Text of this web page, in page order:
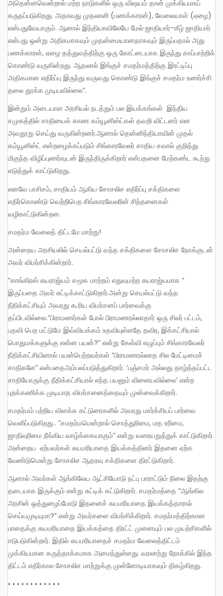
அதென்னவென்றால் மற்ற நாடுகளில் ஒரு விஷயம் தான் முக்கியமாய்
கருதப்படுகிறது. அதாவது முதலாளி (பணக்காரன்), வேலையாள் (ஏழை)
என்பதுவேயாகும். ஆனால் இந்தியாவிலேயே மேல் ஜாதியார்-கீழ் ஜாதியார்
என்பது ஒன்று அதிகமாகவும் முதன்மையானதாகவும் இருப்பதால் அது
பணக்காரன், ஏழை தத்துவத்திற்கு ஒரு கோட்டையாக இருந்து காப்பாற்றிக்
கொண்டு வருகின்றது. ஆதலால் இங்குச் சமதர்மத்திற்கு இரட்டிப்பு
அதிகமான எதிர்ப்பு இருந்து வருவது கொண்டு இங்குச் சமதர்ம உணர்ச்சி
தலை தூக்க முடியவில்லை”.
இன்றும் அடையாள அரசியல் நடத்தும் பல இயக்கங்கள் இந்திய
சமுகத்தில் சாதியைக் காண கம்யூனிஸ்ட்கள் தவறி விட்டனர் என
அவதூறு செய்து வருகின்றனர்.ஆனால் தென்னிந்தியாவின் முதல்
கம்யூனிஸ்ட் என்றழைக்கப்படும் சிங்காரவேலர் சாதிய சவால் குறித்து
மிகுந்த விழிப்புணர்வுடன் இருந்திருக்கிறார் என்பதனை மேற்கண்ட கூற்று
எடுத்துக் காட்டுகிறது.
எனவே பாசிசம், சாதியம் ஆகிய சோசலிச எதிர்ப்பு சக்திகளை
எதிர்கொண்டு வெற்றிபெற சிங்காரவேலரின் சிந்தனைகள்
வழிகாட்டுகின்றன.
சமதர்ம வேலைத் திட்டமே மாற்று!
அன்றைய அரசியலில் செயல்பட்டு வந்த சக்திகளை சோசலிச நோக்குடன்
அவர் விமர்சிக்கின்றார்.
“காங்கிரஸ் சுயராஜ்யம் சமூக மாற்றம் எதுவுமற்ற சுயராஜ்யமாக “
இருப்பதை அவர் சுட்டிக்காட்டுகிறார்.அன்று செயல்பட்டு வந்த
நீதிக்கட்சியும் அவரது கூரிய விமர்சனப் பார்வைக்கு
தப்பிடவில்லை.”பிராமணர்கள் போல் பிராமணரல்லாதார் ஒரு சிலர் பட்டம்,
பதவி பெற மட்டுமே இவ்வியக்கம் உதவியுள்ளதே தவிர, இக்கட்சியால்
பொதுமக்களுக்கு என்ன பயன்?” என்று கேள்வி எழுப்பும் சிங்காரவேலர்
நீதிக்கட்சியினால் பயன்பெற்றவர்கள் “பிராமணரல்லாத சில மேட்டிமைச்
சாதிகளே” என்பதைஅம்பலப்படுத்துகிறார். ‘பஞ்சமர் அல்லது தாழ்த்தப்பட்ட
சாதியோருக்கு நீதிக்கட்சியால் எந்த பயனும் விளையவில்லை’ என்ற
புறக்கணிக்க முடியாத விமர்சனைத்தையும் முன்வைக்கிறார்.
சமதர்மம் பற்றிய விளக்க கட்டுரைகளில் அவரது மார்க்சியப் பார்வை
வெளிப்படுகிறது.. “சமதர்மமென்றால் சொத்துரிமை, மத உரிமை,
ஜாதிவுரிமை நீங்கிய வாழ்க்கையாகும்” என்று வரையறுத்துக் காட்டுகிறார்.
அன்றைய ஏற்பவர்கள் சுயமரியாதை இயக்கத்தினர் இதனை ஏற்க
வேண்டுமென்று சோசலிச ஆதரவு சக்திகளை திரட்டுகிறார்.
ஆனால் அவர்கள் ஆங்கிலேய ஆட்சியோடு நட்பு பாராட்டும் நிலை இதற்கு
தடையாக இருக்கும் என்று சுட்டிக் கட்டுகிறார். சமதர்மத்தை “ஆங்கில
அரசின் ஒத்துழைப்போடு இதனைச் சுயமரியாதை இயக்கத்தாரால்
செய்யமுடியுமா?” என்று அவர்களை விமர்சிக்கிறார். சமதர்மத்திற்கான
பாதைக்கு சுயமரியாதை இயக்கத்தை திரட்ட் முனையும் பல முயற்சிகளில்
ஈடுபடுகின்றார். இதில் சுயமரியாதைச் சமதர்ம வேலைத்திட்டம்
முக்கியமான கருத்தாக்கமாக அமைந்துள்ளது. வரலாற்று நோக்கில் இந்த
திட்டம் எதிர்கால சோசலிச மாற்றுக்கு முன்னோடியாகவும் திகழ்கிறது.
• • • • • • • • • • • •